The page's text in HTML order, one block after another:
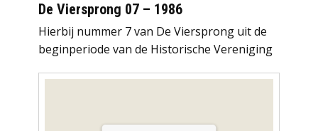
De Viersprong 07 – 1986
Hierbij nummer 7 van De Viersprong uit de
beginperiode van de Historische Vereniging